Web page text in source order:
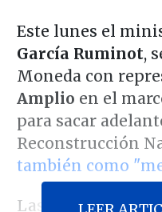
Este lunes el
García Ruminot,
Moneda con
Amplio en el
para sacar
Reconstrucción
también como
Las